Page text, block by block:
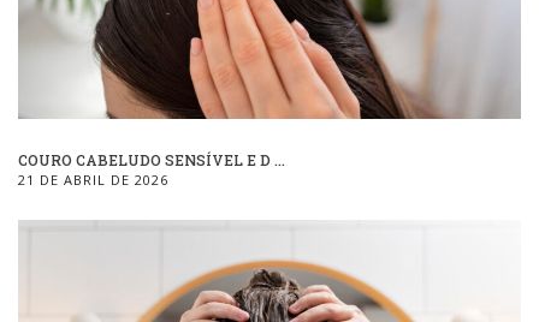
COURO CABELUDO SENSÍVEL E D ...
21 DE ABRIL DE 2026